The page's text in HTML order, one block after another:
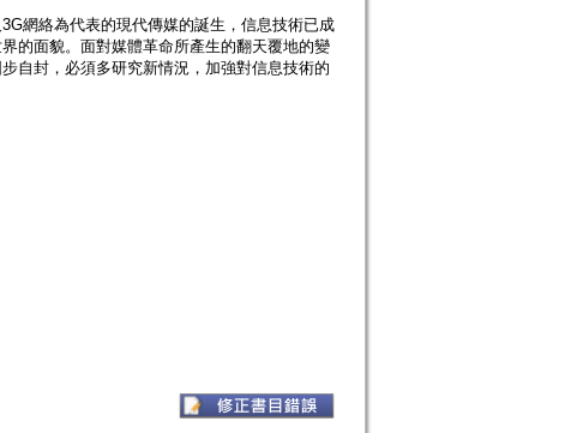
網絡為代表的現代傳媒的誕生，信息技術已成
的面貌。面對媒體革命所產生的翻天覆地的變
自封，必須多研究新情況，加強對信息技術的